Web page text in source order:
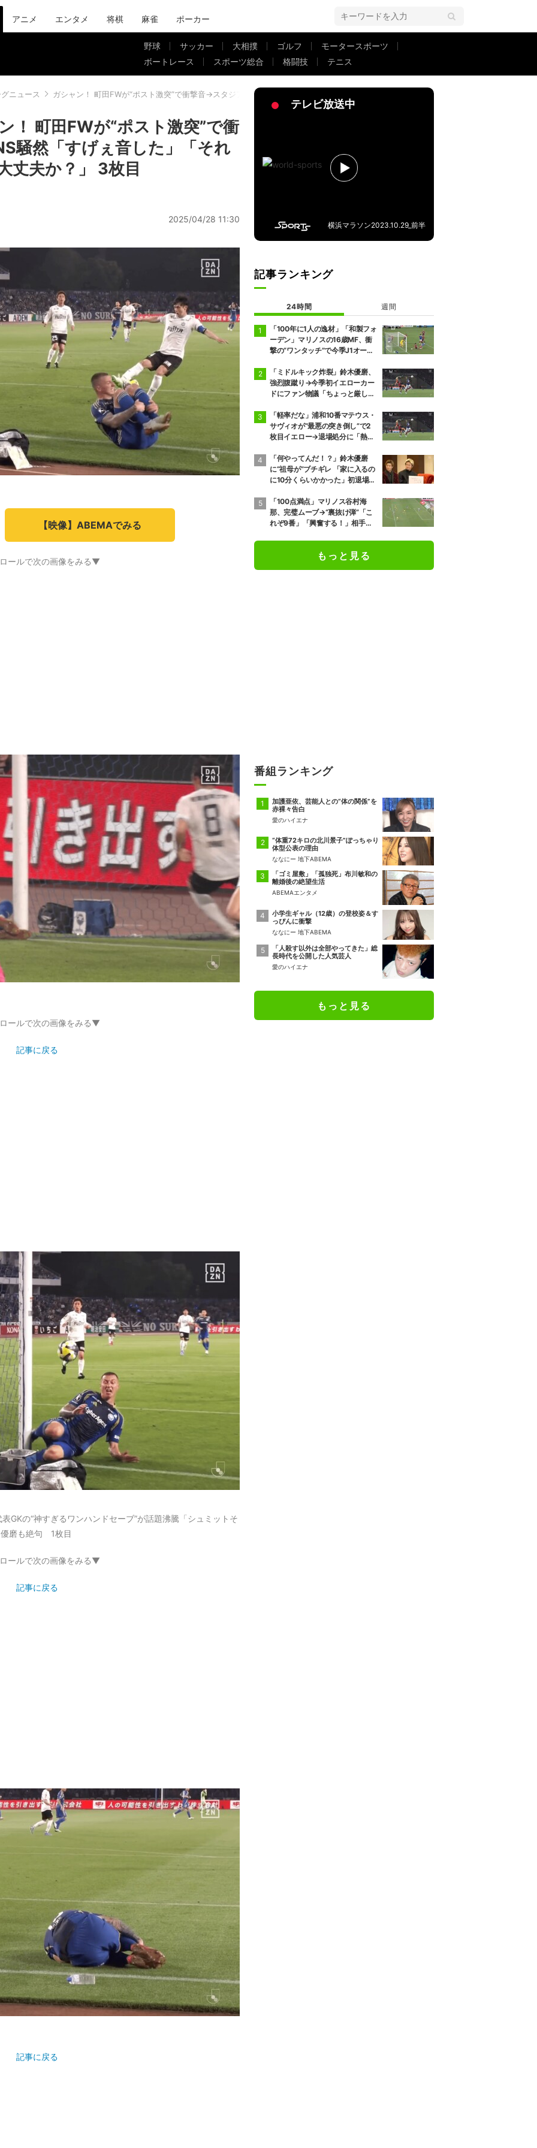
アニメ エンタメ 将棋 麻雀 ポーカー
野球 サッカー 大相撲 ゴルフ
モータースポーツ
ボートレース
スポーツ総合 格闘技 テニス
ニュース ガシャン！ 町田FWが“ポスト激突”で衝撃音→スタジアム＆SNS騒然「すげぇ音した」「それは痛い…」「デューク大丈夫か？」
！ 町田FWが“ポスト激突”で衝
騒然「すげぇ音した」「それ
丈夫か？」 3枚目
2025/04/28 11:30
【映像】ABEMAでみる
ールで次の画像をみる▼
ールで次の画像をみる▼
記事に戻る
GKの“神すぎるワンハンドセーブ”が話題沸騰「シュミットそ
優磨も絶句 1枚目
ールで次の画像をみる▼
記事に戻る
記事に戻る
テレビ放送中
横浜マラソン2023.10.29_前半
記事ランキング
24時間 週間
「100年に1人の逸材」「和製フォ
ーデン」マリノスの16歳MF、衝
撃の“ワンタッチ”で今季J1オープ
戦初ゴールに「歴史を作りよっ
た」
「ミドルキック炸裂」鈴木優磨、
強烈腹蹴り→今季初イエローカー
ドにファン物議「ちょっと厳しい
れる」
「軽率だな」浦和10番マテウス・
サヴィオが“最悪の突き倒し”で2
枚目イエロー→退場処分に「熱い
「何やってんだ！？」鈴木優磨
に“祖母が”ブチギレ 「家に入るの
に10分くらいかかった」初退場の
「100点満点」マリノス谷村海
那、完璧ムーブ→“裏抜け弾”「こ
れぞ9番」「興奮する！」相手守
もっと見る
番組ランキング
加護亜依、芸能人との“体の関係”を
赤裸々告白
愛のハイエナ
“体重72キロの北川景子”ぽっちゃり
体型公表の理由
ななにー 地下ABEMA
「ゴミ屋敷」「孤独死」布川敏和の
離婚後の絶望生活
ABEMAエンタメ
小学生ギャル（12歳）の登校姿＆す
っぴんに衝撃
ななにー 地下ABEMA
「人殺す以外は全部やってきた」総
長時代を公開した人気芸人
愛のハイエナ
もっと見る